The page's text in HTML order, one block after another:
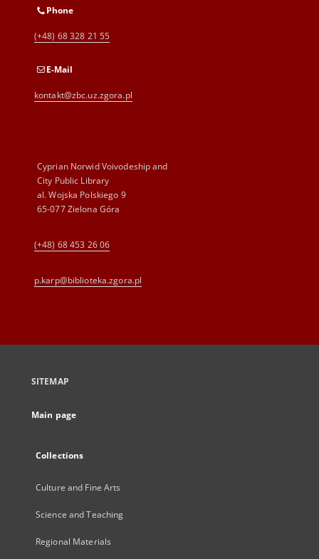
Phone
(+48) 68 328 21 55
E-Mail
kontakt@zbc.uz.zgora.pl
Cyprian Norwid Voivodeship and
City Public Library
al. Wojska Polskiego 9
65-077 Zielona Góra
(+48) 68 453 26 06
p.karp@biblioteka.zgora.pl
SITEMAP
Main page
Collections
Culture and Fine Arts
Science and Teaching
Regional Materials